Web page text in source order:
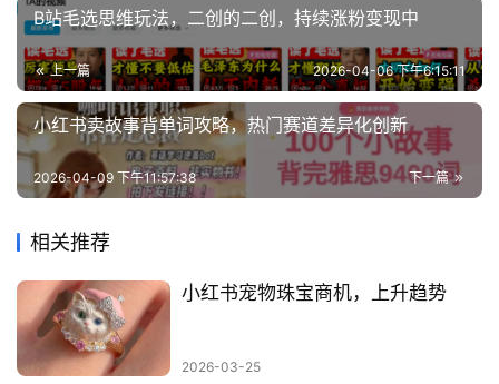
会
员
专
区
B站毛选思维玩法，二创的二创，持续涨粉变现中
上一篇 2026-04-06 下午6:15:11
小红书卖故事背单词攻略，热门赛道差异化创新
下一篇
2026-04-09 下午11:57:38
相关推荐
小红书宠物珠宝商机，上升趋势
2026-03-25